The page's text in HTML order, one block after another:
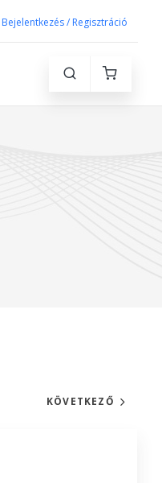
Bejelentkezés / Regisztráció
KÖVETKEZŐ